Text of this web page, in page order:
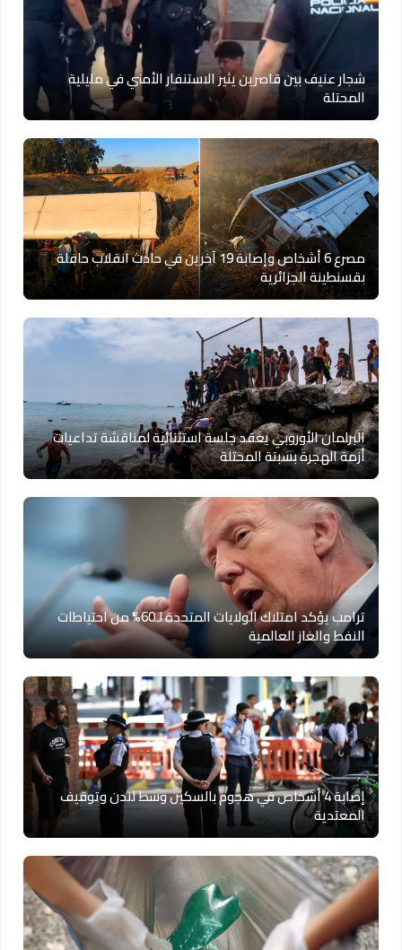
شجار عنيف بين قاصرين يثير الاستنفار الأمني في مليلية
المحتلة
مصرع 6 أشخاص وإصابة 19 آخرين في حادث انقلاب حافلة
بقسنطينة الجزائرية
البرلمان الأوروبي يعقد جلسة استثنائية لمناقشة تداعيات
أزمة الهجرة بسبتة المحتلة
ترامب يؤكد امتلاك الولايات المتحدة لـ60% من احتياطات
النفط والغاز العالمية
إصابة 4 أشخاص في هجوم بالسكين وسط لندن وتوقيف
المعتدية